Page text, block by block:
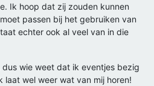
Ik hoop dat zij zouden kunnen
passen bij het gebruiken van
echter ook al veel van in die
wie weet dat ik eventjes bezig
wel weer wat van mij horen!